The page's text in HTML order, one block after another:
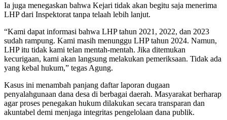
Ia juga menegaskan bahwa Kejari tidak akan begitu saja menerima
LHP dari Inspektorat tanpa telaah lebih lanjut.
“Kami dapat informasi bahwa LHP tahun 2021, 2022, dan 2023
sudah rampung. Kami masih menunggu LHP tahun 2024. Namun,
LHP itu tidak kami telan mentah-mentah. Jika ditemukan
kecurigaan, kami akan langsung melakukan pemeriksaan. Tidak ada
yang kebal hukum,” tegas Agung.
Kasus ini menambah panjang daftar laporan dugaan
penyalahgunaan dana desa di berbagai daerah. Masyarakat berharap
agar proses penegakan hukum dilakukan secara transparan dan
akuntabel demi menjaga integritas pengelolaan dana publik.